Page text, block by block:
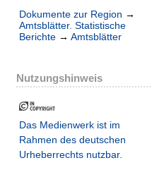
Dokumente zur Region →
Amtsblätter. Statistische
Berichte → Amtsblätter
Nutzungshinweis
Das Medienwerk ist im
Rahmen des deutschen
Urheberrechts nutzbar.